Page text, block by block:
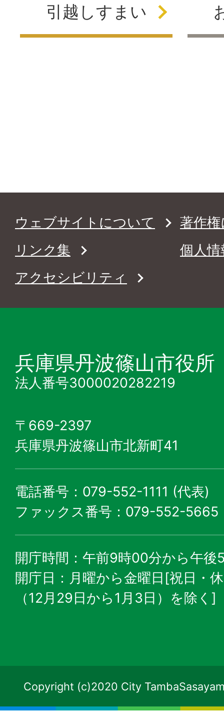
引越しすまい
ウェブサイトについて
著作
リンク集
個人
アクセシビリティ
兵庫県丹波篠山市役所
法人番号3000020282219
〒669-2397
兵庫県丹波篠山市北新町41
電話番号：079-552-1111 (代表)
ファックス番号：079-552-5665
開庁時間：午前9時00分から午後
開庁日：月曜から金曜日[祝日・
（12月29日から1月3日）を除く]
Copyright (c)2020 City